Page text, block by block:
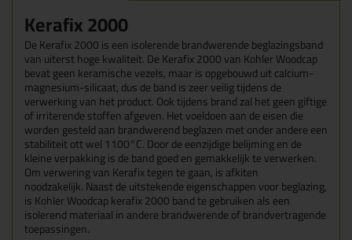
Kerafix 2000
De Kerafix 2000 is een isolerende brandwerende beglazingsband
van uiterst hoge kwaliteit. De Kerafix 2000 van Kohler Woodcap
bevat geen keramische vezels, maar is opgebouwd uit calcium-
magnesium-silicaat, dus de band is zeer veilig tijdens de
verwerking van het product. Ook tijdens brand zal het geen giftige
of irriterende stoffen afgeven. Het voeldoen aan de eisen die
worden gesteld aan brandwerend beglazen met onder andere een
stabiliteit ott wel 1100°C. Door de eenzijdige belijming en de
kleine verpakking is de band goed en gemakkelijk te verwerken.
Om verwering van Kerafix tegen te gaan, is afkiten
noodzakelijk.Naast de uitstekende eigenschappen voor beglazing,
is Kohler Woodcap kerafix 2000 band te gebruiken als een
isolerend materiaal in andere brandwerende of brandvertragende
toepassingen.